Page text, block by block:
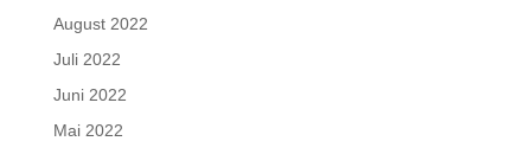
August 2022
Juli 2022
Juni 2022
Mai 2022